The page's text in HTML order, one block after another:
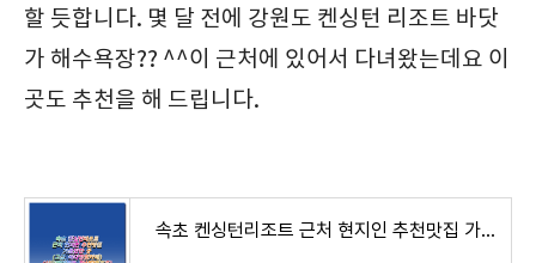
할 듯합니다. 몇 달 전에 강원도 켄싱턴 리조트 바닷
가 해수욕장?? ^^이 근처에 있어서 다녀왔는데요 이
곳도 추천을 해 드립니다.
속초 켄싱턴리조트 근처 현지인 추천맛집 가볼만한 곳10(고궁, 바다정원카페, 설악케이블카 권금